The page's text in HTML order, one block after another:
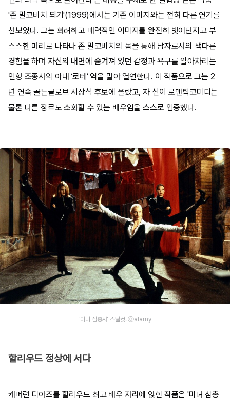
'존 말코비치 되기'(1999)에서는 기존 이미지와는 전혀 다른 연기를
선보였다. 그는 화려하고 매력적인 이미지를 완전히 벗어던지고 부
스스한 머리로 나타나 존 말코비치의 몸을 통해 남자로서의 색다른
경험을 하며 자신의 내면에 숨겨져 있던 감정과 욕구를 알아차리는
인형 조종사의 아내 ‘로테’ 역을 맡아 열연한다. 이 작품으로 그는 2
년 연속 골든글로브 시상식 후보에 올랐고, 자 신이 로맨틱코미디는
물론 다른 장르도 소화할 수 있는 배우임을 스스로 입증했다.
'미녀 삼총사' 스틸컷. ⓒalamy
할리우드 정상에 서다
캐머런 디아즈를 할리우드 최고 배우 자리에 앉힌 작품은 '미녀 삼총